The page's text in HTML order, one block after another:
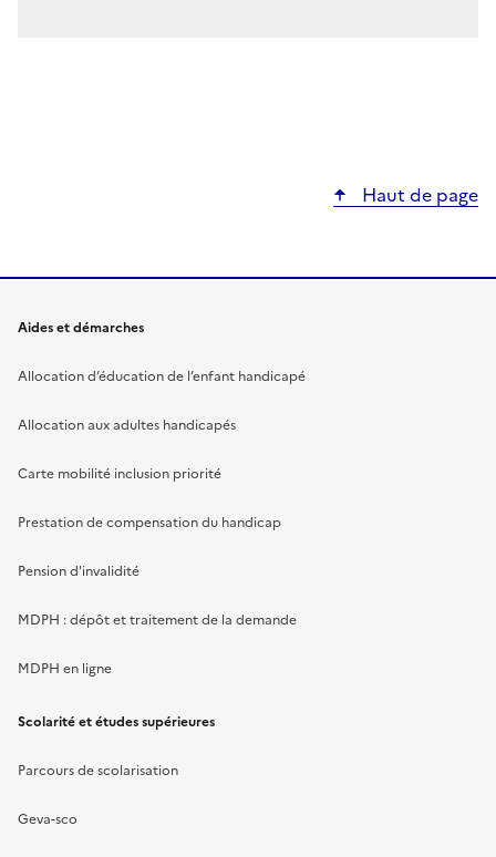
Haut de page
Aides et démarches
Allocation d’éducation de l’enfant handicapé
Allocation aux adultes handicapés
Carte mobilité inclusion priorité
Prestation de compensation du handicap
Pension d'invalidité
MDPH : dépôt et traitement de la demande
MDPH en ligne
Scolarité et études supérieures
Parcours de scolarisation
Geva-sco